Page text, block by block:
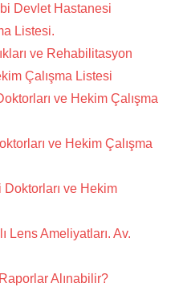
Devlet Hastanesi
Listesi.
ve Rehabilitasyon
Çalışma Listesi
ve Hekim Çalışma
ve Hekim Çalışma
ve Hekim
Lens Ameliyatları. Av.
Alınabilir?